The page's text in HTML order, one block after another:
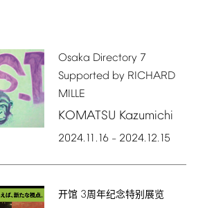
Osaka Directory 7
Supported by RICHARD
MILLE
KOMATSU Kazumichi
2024.11.16– 2024.12.15
开馆 3周年纪念特别展览